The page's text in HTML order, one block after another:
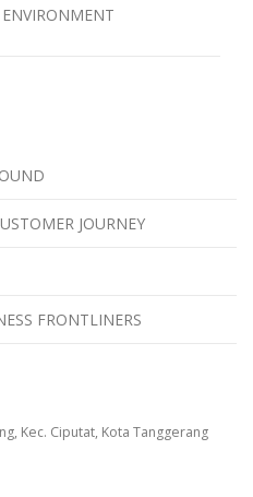
JOURNEY
FRONTLINERS
Kec. Ciputat, Kota Tanggerang